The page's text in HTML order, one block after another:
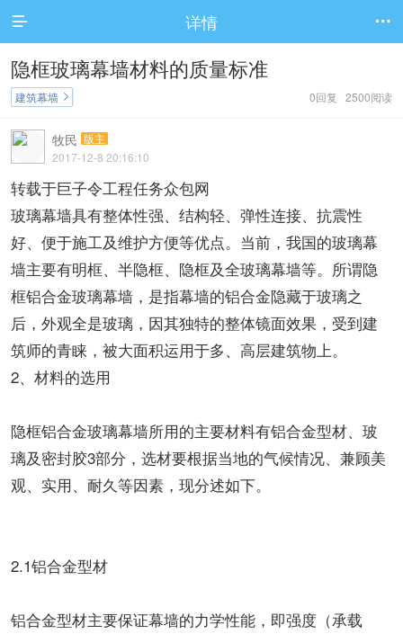
 详情 
隐框玻璃幕墙材料的质量标准
0回复 2500阅读
建筑幕墙 
牧民 版主
2017-12-8 20:16:10
转载于巨子令工程任务众包网
玻璃幕墙具有整体性强、结构轻、弹性连接、抗震性
好、便于施工及维护方便等优点。当前，我国的玻璃幕
墙主要有明框、半隐框、隐框及全玻璃幕墙等。所谓隐
框铝合金玻璃幕墙，是指幕墙的铝合金隐藏于玻璃之
后，外观全是玻璃，因其独特的整体镜面效果，受到建
筑师的青睐，被大面积运用于多、高层建筑物上。
2、材料的选用
隐框铝合金玻璃幕墙所用的主要材料有铝合金型材、玻
璃及密封胶3部分，选材要根据当地的气候情况、兼顾美
观、实用、耐久等因素，现分述如下。
2.1铝合金型材
铝合金型材主要保证幕墙的力学性能，即强度（承载